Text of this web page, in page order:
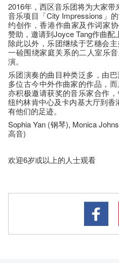
2016年，西区音乐团将为大家
音乐项目「City Impressions」
约创作，香港作曲家及作词家
赞助，邀请到Joyce Tang作曲配
除此以外，乐团继续于艺穗会
一硷围绕家庭关系的二人室乐
演。
乐团演奏的曲目种类泛多，由
多位古今中外作曲家的作品，
亦积极邀请获奖的音乐家合作
纽约林肯中心及卡内基大厅到香
有他们的足迹。
Sophia Yan (钢琴), Monica
高音)
欢迎6岁或以上的人士观看